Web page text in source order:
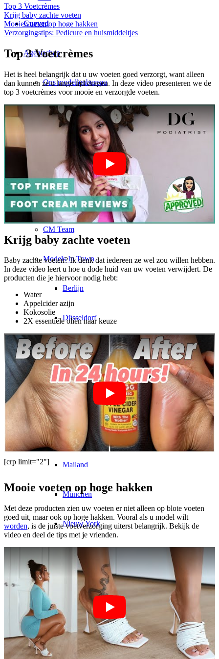
Curved
Agentschap
Ons modellenbureau
News
Creator
Next Gieten
Klanten
CM Team
Models In Town
Berlijn
Düsseldorf
Hamburg
Keulen
Los Angeles
Mailand
München
Nieuw York
Parijs
Modeshow
Banen & Carrière
BY CM
Top 3 Voetcrèmes
Krijg baby zachte voeten
Mooie voeten op hoge hakken
Verzorgingstips: Pedicure en huismiddeltjes
Top 3 Voetcrèmes
Het is heel belangrijk dat u uw voeten goed verzorgt, want alleen
dan kunnen ze u lange tijd dragen. In deze video presenteren we de
top 3 voetcrèmes voor mooie en verzorgde voeten.
Krijg baby zachte voeten
Baby zachte voeten? Ik denk dat iedereen ze wel zou willen hebben.
In deze video leert u hoe u dode huid van uw voeten verwijdert. De
producten die je hiervoor nodig hebt:
Water
Appelcider azijn
Kokosolie
2X essentiële oliën naar keuze
[crp limit="2"]
Mooie voeten op hoge hakken
Met deze producten zien uw voeten er niet alleen op blote voeten
goed uit, maar ook op hoge hakken. Vooral als u model wilt
worden, is de juiste voetverzorging uiterst belangrijk. Bekijk de
video en deel de tips met je vrienden.